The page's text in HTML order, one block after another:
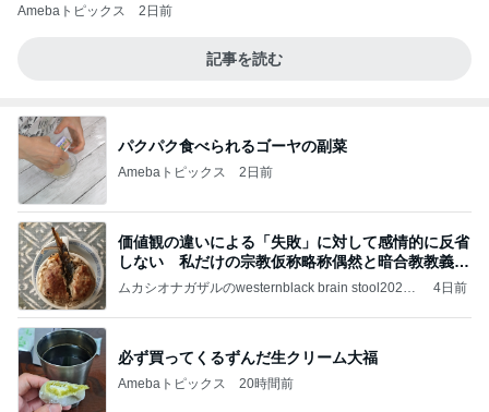
Amebaトピックス 2日前
記事を読む
パクパク食べられるゴーヤの副菜
Amebaトピックス 2日前
価値観の違いによる「失敗」に対して感情的に反省
しない 私だけの宗教仮称略称偶然と暗合教教義候
補
ムカシオナガザルのwesternblack brain stool2024
ガザル
4日前
必ず買ってくるずんだ生クリーム大福
Amebaトピックス 20時間前